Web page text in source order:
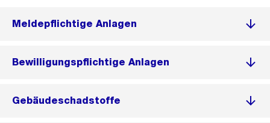
Meldepflichtige Anlagen
Bewilligungspflichtige Anlagen
Gebäudeschadstoffe